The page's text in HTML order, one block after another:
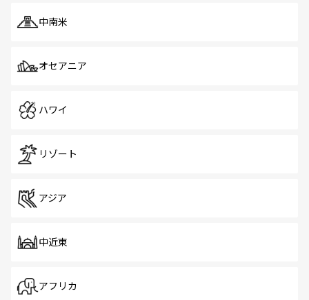
中南米
オセアニア
ハワイ
リゾート
アジア
中近東
アフリカ